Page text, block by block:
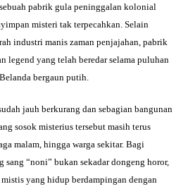
pabrik gula peninggalan kolonial
misteri tak terpecahkan. Selain
industri manis zaman penjajahan, pabrik
legend yang telah beredar selama puluhan
bergaun putih.
jauh berkurang dan sebagian bangunan
sosok misterius tersebut masih terus
malam, hingga warga sekitar. Bagi
sang “noni” bukan sekadar dongeng horor,
yang hidup berdampingan dengan